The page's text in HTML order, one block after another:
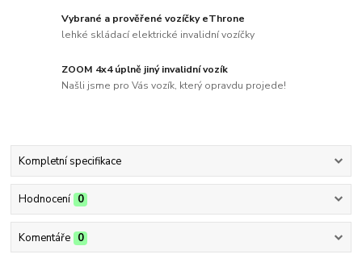
Vybrané a prověřené vozíčky eThrone
lehké skládací elektrické invalidní vozíčky
ZOOM 4x4 úplně jiný invalidní vozík
Našli jsme pro Vás vozík, který opravdu projede!
Kompletní specifikace
Hodnocení 0
Komentáře 0